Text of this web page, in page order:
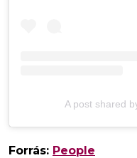
A post shared
Forrás: People